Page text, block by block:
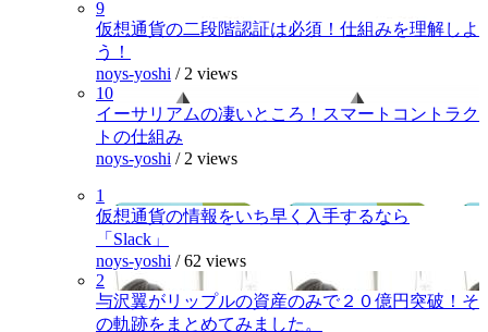
9
仮想通貨の二段階認証は必須！仕組みを理解しよ
う！
noys-yoshi / 2 views
10
イーサリアムの凄いところ！スマートコントラク
トの仕組み
noys-yoshi / 2 views
1
仮想通貨の情報をいち早く入手するなら
「Slack」
noys-yoshi /62 views
2
与沢翼がリップルの資産のみで２０億円突破！そ
の軌跡をまとめてみました。